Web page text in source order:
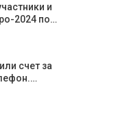
и
2024 по…
счет за